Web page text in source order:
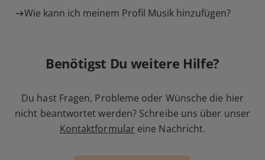
Wie kann ich meinem Profil Musik hinzufügen?
Benötigst Du weitere Hilfe?
Du hast Fragen, Probleme oder Wünsche die hier
nicht beantwortet werden? Schreibe uns über unser
Kontaktformular eine Nachricht.